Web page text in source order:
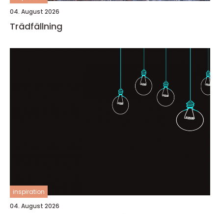
04. August 2026
Trädfällning
inspiration
04. August 2026